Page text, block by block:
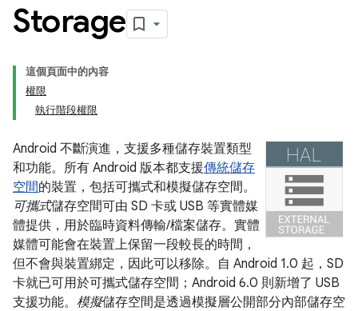
Storage
這個頁面中的內容
權限
執行階段權限
Android 不斷演進，支援多種儲存裝置類型
和功能。所有 Android 版本都支援傳統儲存
空間的裝置，包括可攜式和模擬儲存空間。
可攜式儲存空間可由 SD 卡或 USB 等實體媒
體提供，用於臨時資料傳輸/檔案儲存。實體
媒體可能會在裝置上保留一段較長的時間，
但不會與裝置綁定，因此可以移除。自 Android 1.0 起，SD
卡就已可用於可攜式儲存空間；Android 6.0 則新增了 USB
支援功能。 模擬儲存空間是透過模擬層公開部分內部儲存空